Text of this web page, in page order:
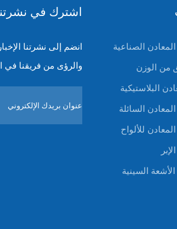
الصناعية
من الوزن
البلاستيكية
السائلة
للألواح
السينية
اشترك في نشرتنا
انضم إلى نشرتنا
والرؤى من فريقنا في